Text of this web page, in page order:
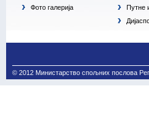
Фото галерија
Путне
© 2012 Министарство спољних послова